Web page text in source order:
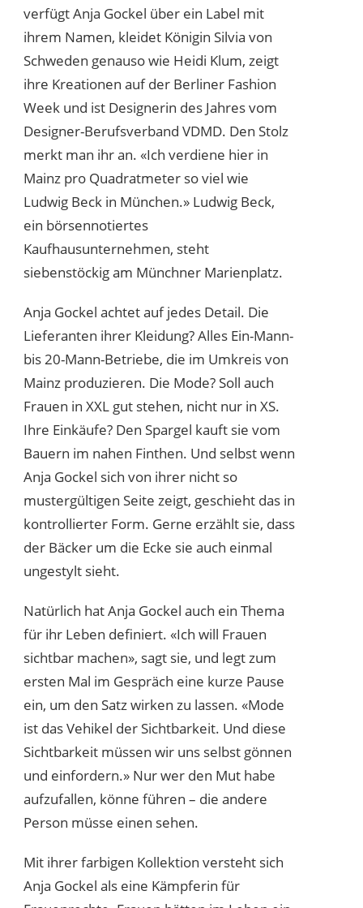
verfügt Anja Gockel über ein Label mit
ihrem Namen, kleidet Königin Silvia von
Schweden genauso wie Heidi Klum, zeigt
ihre Kreationen auf der Berliner Fashion
Week und ist Designerin des Jahres vom
Designer-Berufsverband VDMD. Den Stolz
merkt man ihr an. «Ich verdiene hier in
Mainz pro Quadratmeter so viel wie
Ludwig Beck in München.» Ludwig Beck,
ein börsennotiertes
Kaufhausunternehmen, steht
siebenstöckig am Münchner Marienplatz.
Anja Gockel achtet auf jedes Detail. Die
Lieferanten ihrer Kleidung? Alles Ein-Mann-
bis 20-Mann-Betriebe, die im Umkreis von
Mainz produzieren. Die Mode? Soll auch
Frauen in XXL gut stehen, nicht nur in XS.
Ihre Einkäufe? Den Spargel kauft sie vom
Bauern im nahen Finthen. Und selbst wenn
Anja Gockel sich von ihrer nicht so
mustergültigen Seite zeigt, geschieht das in
kontrollierter Form. Gerne erzählt sie, dass
der Bäcker um die Ecke sie auch einmal
ungestylt sieht.
Natürlich hat Anja Gockel auch ein Thema
für ihr Leben definiert. «Ich will Frauen
sichtbar machen», sagt sie, und legt zum
ersten Mal im Gespräch eine kurze Pause
ein, um den Satz wirken zu lassen. «Mode
ist das Vehikel der Sichtbarkeit. Und diese
Sichtbarkeit müssen wir uns selbst gönnen
und einfordern.» Nur wer den Mut habe
aufzufallen, könne führen – die andere
Person müsse einen sehen.
Mit ihrer farbigen Kollektion versteht sich
Anja Gockel als eine Kämpferin für